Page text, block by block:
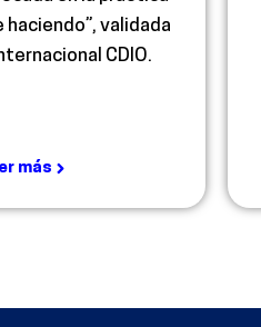
haciendo”, validada
CDIO.
más